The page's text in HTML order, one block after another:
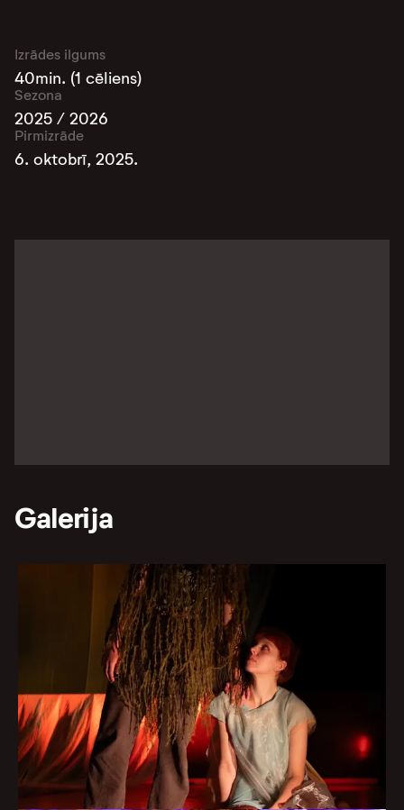
Izrādes ilgums
40min. (1 cēliens)
Sezona
2025 / 2026
Pirmizrāde
6. oktobrī, 2025.
Galerija